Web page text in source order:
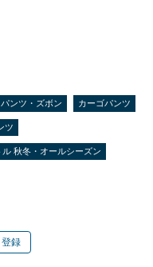
パンツ・ズボン カーゴパンツ
ツ
ル 秋冬・オールシーズン
録